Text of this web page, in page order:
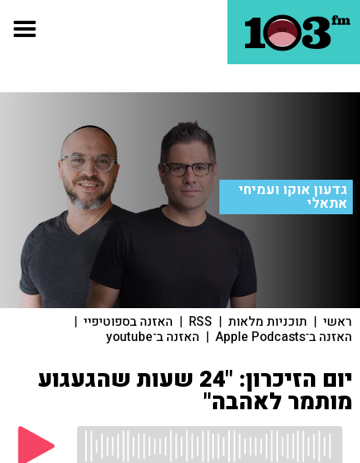
גדעון אוקו ועמיחי
אתאלי
ראשי | תוכניות מלאות |
RSS
| האזנה בספוטיפיי |
האזנה ב־Apple Podcasts | האזנה ב־youtube
יום הזיכרון: "24 שעות שהגעגוע
מותמר לאהבה"